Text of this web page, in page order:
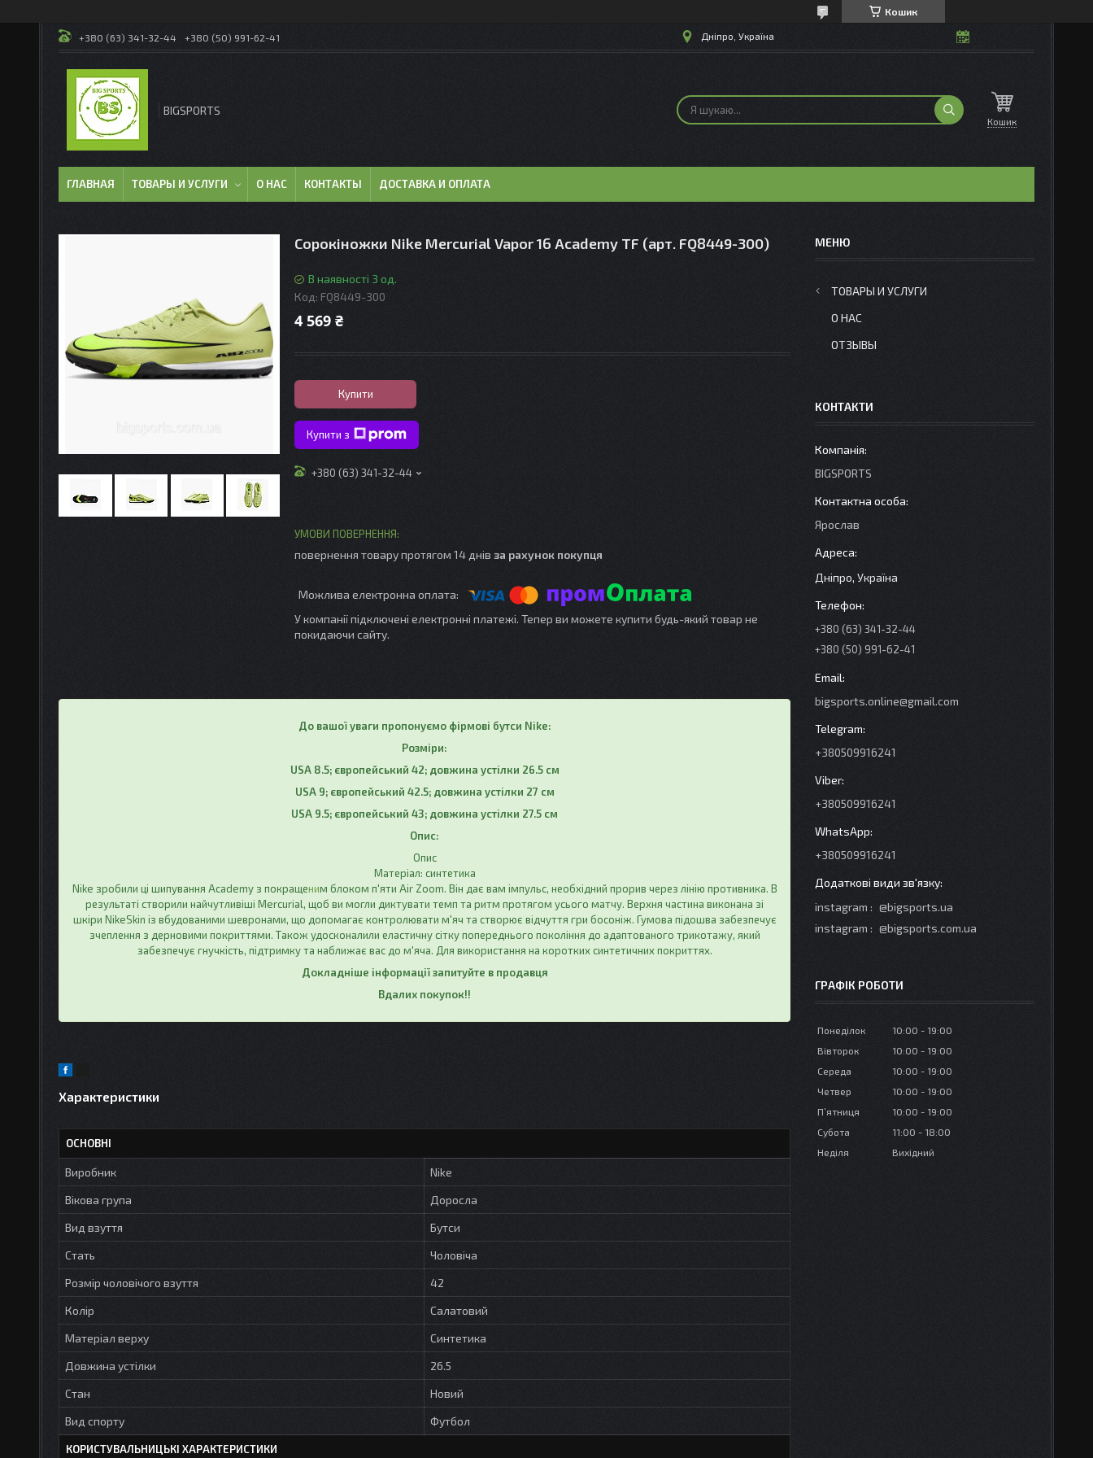
Кошик
+380 (63) 341-32-44 +380 (50) 991-62-41 Дніпро, Україна
BIGSPORTS
Кошик
ГЛАВНАЯ ТОВАРЫ И УСЛУГИ О НАС КОНТАКТЫ ДОСТАВКА И ОПЛАТА
Сорокіножки Nike Mercurial Vapor 16 Academy TF (арт. FQ8449-300)
В наявності 3 од.
Код: FQ8449-300
4 569 ₴
Купити
Купити з
+380 (63) 341-32-44
повернення товару протягом 14 днів за рахунок покупця
У компанії підключені електронні платежі. Тепер ви можете купити будь-який товар не
покидаючи сайту.
До вашої уваги пропонуємо фірмові бутси Nike:
Розміри:
USA 8.5; європейський 42; довжина устілки 26.5 см
USA 9; європейський 42.5; довжина устілки 27 см
USA 9.5; європейський 43; довжина устілки 27.5 см
Опис:
Опис
Матеріал: синтетика
Nike зробили ці шипування Academy з покращеним блоком п'яти Air Zoom. Він дає вам імпульс, необхідний прорив через лінію противника. В
результаті створили найчутливіші Mercurial, щоб ви могли диктувати темп та ритм протягом усього матчу. Верхня частина виконана зі
шкіри NikeSkin із вбудованими шевронами, що допомагає контролювати м'яч та створює відчуття гри босоніж. Гумова підошва забезпечує
зчеплення з дерновими покриттями. Також удосконалили еластичну сітку попереднього покоління до адаптованого трикотажу, який
забезпечує гнучкість, підтримку та наближає вас до м'яча. Для використання на коротких синтетичних покриттях.
Докладніше інформації запитуйте в продавця
Вдалих покупок!!
Характеристики
ОСНОВНІ
Виробник
Nike
Вікова група
Доросла
Вид взуття
Бутси
Стать
Чоловіча
Розмір чоловічого взуття
42
Колір
Салатовий
Матеріал верху
Синтетика
Довжина устілки
26.5
Стан
Новий
Вид спорту
Футбол
КОРИСТУВАЛЬНИЦЬКІ ХАРАКТЕРИСТИКИ
ТОВАРЫ И УСЛУГИ
О НАС
ОТЗЫВЫ
КОНТАКТИ
BIGSPORTS
Ярослав
Дніпро, Україна
+380 (63) 341-32-44
+380 (50) 991-62-41
bigsports.online@gmail.com
+380509916241
+380509916241
+380509916241
instagram
@bigsports.ua
instagram
@bigsports.com.ua
ГРАФІК РОБОТИ
Понеділок 10:00
19:00
Вівторок
10:00
19:00
Середа
10:00
19:00
Четвер
10:00
19:00
Пʼятниця
10:00
19:00
Субота
11:00
18:00
Неділя
Вихідний